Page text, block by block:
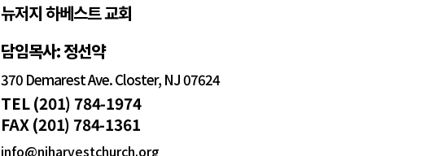
뉴저지 하베스트 교회
담임목사: 정선약
370 Demarest Ave. Closter, NJ 07624
TEL (201) 784-1974
FAX (201) 784-1361
info@njharvestchurch.org